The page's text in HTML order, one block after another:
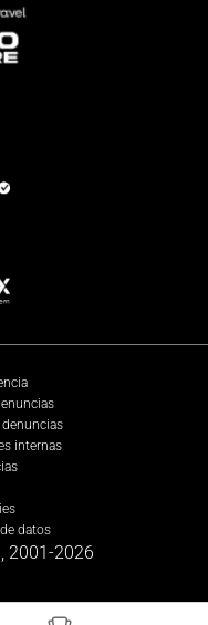
internas
datos
2001-2026